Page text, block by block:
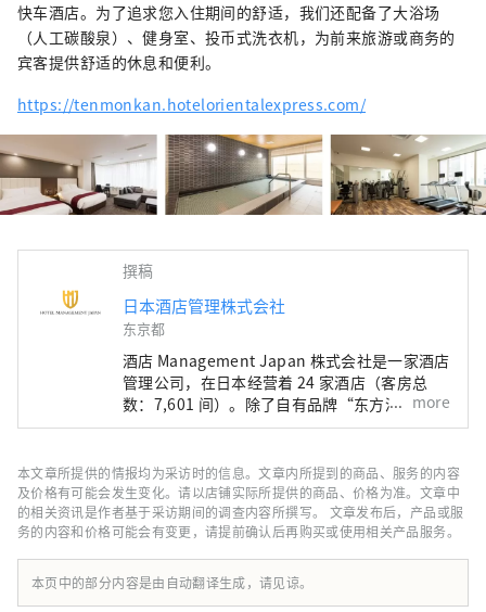
快车酒店。为了追求您入住期间的舒适，我们还配备了大浴场
（人工碳酸泉）、健身室、投币式洗衣机，为前来旅游或商务的
宾客提供舒适的休息和便利。
https://tenmonkan.hotelorientalexpress.com/
撰稿
日本酒店管理株式会社
东京都
酒店 Management Japan 株式会社是一家酒店
管理公司，在日本经营着 24 家酒店（客房总
数：7,601 间）。除了自有品牌“东方酒店”和
“东方快车酒店”外，该公司还管理和经营各种
店”。
more
本文章所提供的情报均为采访时的信息。文章内所提到的商品、服务的内容
及价格有可能会发生变化。请以店铺实际所提供的商品、价格为准。文章中
的相关资讯是作者基于采访期间的调查内容所撰写。 文章发布后，产品或服
务的内容和价格可能会有变更，请提前确认后再购买或使用相关产品服务。
本页中的部分内容是由自动翻译生成，请见谅。